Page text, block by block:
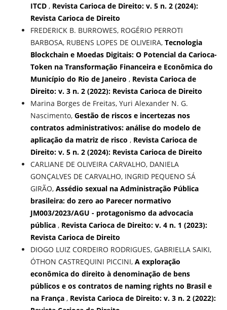
ITCD , Revista Carioca de Direito: v. 5 n. 2 (2024):
Revista Carioca de Direito
FREDERICK B. BURROWES, ROGÉRIO PERROTI
BARBOSA, RUBENS LOPES DE OLIVEIRA, Tecnologia
Blockchain e Moedas Digitais: O Potencial da Carioca-
Token na Transformação Financeira e Econômica do
Município do Rio de Janeiro , Revista Carioca de
Direito: v. 3 n. 2 (2022): Revista Carioca de Direito
Marina Borges de Freitas, Yuri Alexander N. G.
Nascimento, Gestão de riscos e incertezas nos
contratos administrativos: análise do modelo de
aplicação da matriz de risco , Revista Carioca de
Direito: v. 5 n. 2 (2024): Revista Carioca de Direito
CARLIANE DE OLIVEIRA CARVALHO, DANIELA
GONÇALVES DE CARVALHO, INGRID PEQUENO SÁ
GIRÃO, Assédio sexual na Administração Pública
brasileira: do zero ao Parecer normativo
JM003/2023/AGU - protagonismo da advocacia
pública , Revista Carioca de Direito: v. 4 n. 1 (2023):
Revista Carioca de Direito
DIOGO LUIZ CORDEIRO RODRIGUES, GABRIELLA SAIKI,
ÓTHON CASTREQUINI PICCINI, A exploração
econômica do direito à denominação de bens
públicos e os contratos de naming rights no Brasil e
na França , Revista Carioca de Direito: v. 3 n. 2 (2022):